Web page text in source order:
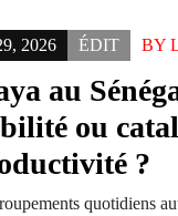
2026 ÉDIT BY
au
ou
?
quotidiens